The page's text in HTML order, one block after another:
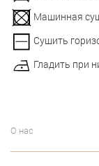
Машинная
Сушить
Гладить при
О нас